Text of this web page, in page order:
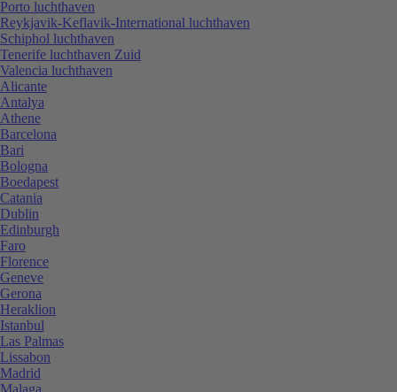
Porto luchthaven
Reykjavik-Keflavik-International luchthaven
Schiphol luchthaven
Tenerife luchthaven Zuid
Valencia luchthaven
Alicante
Antalya
Athene
Barcelona
Bari
Bologna
Boedapest
Catania
Dublin
Edinburgh
Faro
Florence
Geneve
Gerona
Heraklion
Istanbul
Las Palmas
Lissabon
Madrid
Malaga